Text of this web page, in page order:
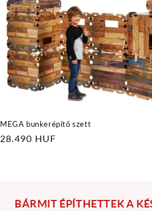
MEGA bunkerépítő szett
Normál
28.490 HUF
BÁRMIT ÉPÍTHETTEK A